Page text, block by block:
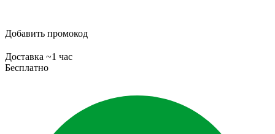
Добавить промокод
Доставка ~1 час
Бесплатно